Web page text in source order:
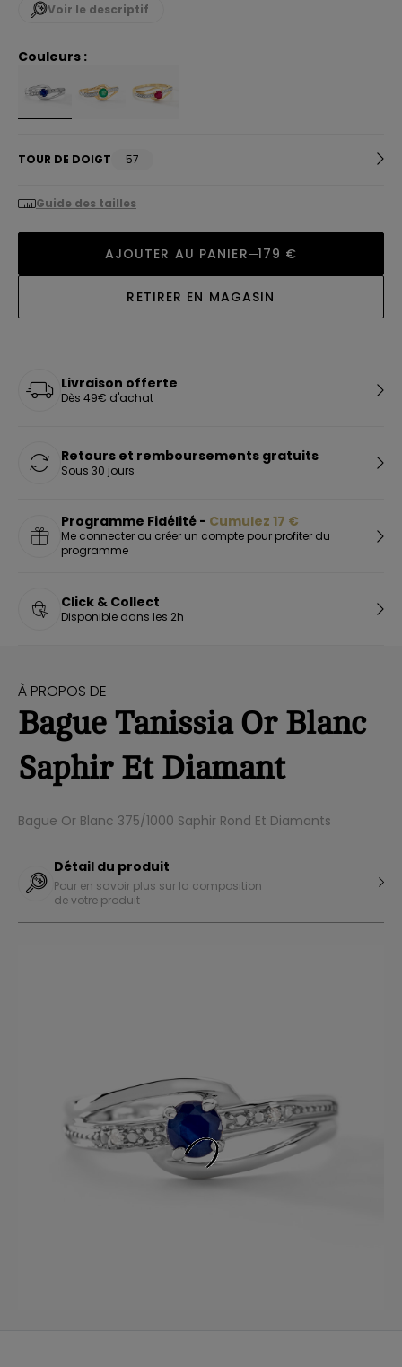
Voir le descriptif
Couleurs :
TOUR DE DOIGT 57
Guide des tailles
AJOUTER AU PANIER 179 €
RETIRER EN MAGASIN
Livraison offerte
Dès 49€ d'achat
Retours et remboursements gratuits
Sous 30 jours
Programme Fidélité - Cumulez 17 €
Me connecter ou créer un compte pour profiter du
programme
Click & Collect
Disponible dans les 2h
À PROPOS DE
Bague Tanissia Or Blanc
Saphir Et Diamant
Bague Or Blanc 375/1000 Saphir Rond Et Diamants
Détail du produit
Pour en savoir plus sur la composition
de votre produit